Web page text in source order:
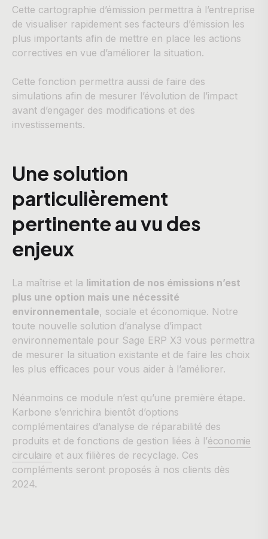
Cette cartographie d’émission permettra à l’entreprise
de visualiser rapidement ses facteurs d’émission les
plus importants afin de mettre en place les actions
correctives en vue d’améliorer la situation.
Cette fonction permettra aussi de faire des
simulations afin de mesurer l’évolution de l’impact
avant d’engager des modifications et des
investissements.
Une solution
particulièrement
pertinente au vu des
enjeux
La maîtrise et la limitation de nos émissions n’est
plus une option mais une nécessité
environnementale, sociale et économique. Notre
toute nouvelle solution d’analyse d’impact
environnementale pour Sage ERP X3 vous permettra
de mesurer la situation existante et de faire les choix
les plus efficaces pour vous aider à l’améliorer.
Néanmoins ce module n’est qu’une première étape.
Karbone s’enrichira bientôt d’options
complémentaires d’analyse de réparabilité des
produits et de fonctions de gestion liées à l’économie
circulaire et aux filières de recyclage. Ces
compléments seront proposés à nos clients dès
2024.